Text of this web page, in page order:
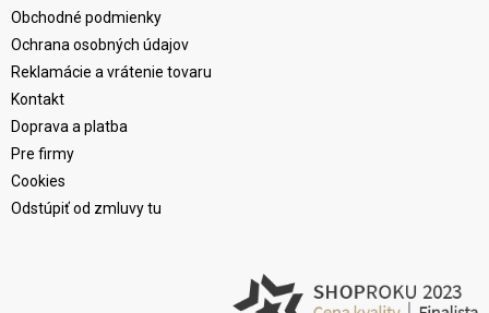
Obchodné podmienky
Ochrana osobných údajov
Reklamácie a vrátenie tovaru
Kontakt
Doprava a platba
Pre firmy
Cookies
Odstúpiť od zmluvy tu